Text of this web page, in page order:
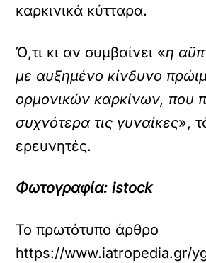
καρκινικά κύτταρα.
Ό,τι κι αν συμβαίνει «η
με αυξημένο κίνδυνο
ορμονικών καρκίνων, που
συχνότερα τις γυναίκες»,
ερευνητές.
Φωτογραφία: istock
Το πρωτότυπο άρθρο
https://www.iatropedia.gr/